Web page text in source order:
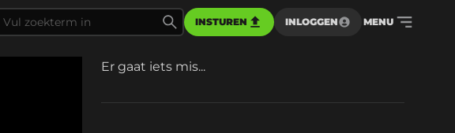
INSTUREN INLOGGEN MENU
Er gaat iets mis...